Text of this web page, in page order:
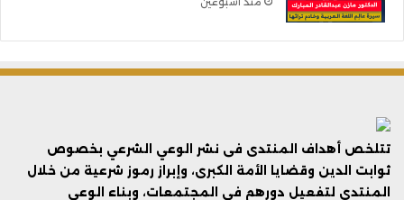
تتلخص أهداف المنتدى فى نشر الوعي الشرعي بخصوص
ثوابت الدين وقضايا الأمة الكبرى، وإبراز رموز شرعية من خلال
المنتدى لتفعيل دورهم في المجتمعات، وبناء الوعي